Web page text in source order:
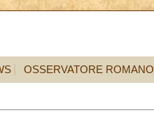
OSSERVATORE ROMANO